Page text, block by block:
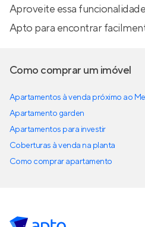
Aproveite essa
Apto para encontrar
Como comprar um imóvel
Apartamentos à venda próximo ao
Apartamento garden
Apartamentos para investir
Coberturas à venda na planta
Como comprar apartamento